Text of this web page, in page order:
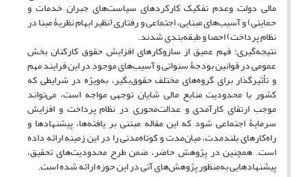
مالی دولت وعدم تفکیک کارکردهای سیاست‌های جبران خدمات و
حمایتی) و آسیب‌های مبنایی، اجتماعی و رفتاری (نظیر ابهام نظریۀ مبنا در
نظام پرداخت) احصا و طبقه‌بندی شدند.
نتیجه‌گیری: فهم عمیق از سازوکارهای افزایش حقوق کارکنان بخش
عمومی در قوانین بودجۀ سنواتی و آسیب‌های موجود در این فرایند مهم
و تأثیرگذار برای گروه‌های مختلف حقوق‌بگیر، به‌ویژه در شرایطی که
کشور با محدودیت منابع مالی شایان توجهی مواجه است، می‌تواند
موجب ارتقای کارآمدی و عدالت‌محوری در نظام پرداخت و افزایش
سرمایۀ اجتماعی شود که این مقاله مبتنی بر یافته‌ها، پیشنهادها و
راه‌کارهای بلندمدت، میان‌مدت و کوتاه‌مدتی را در این زمینه ارائه داده
است. همچنین در پژوهش حاضر، ضمن طرح محدودیت‌های تحقیق،
پیشنهادهایی به‌منظور پژوهش‌های آتی در این حوزه ارائه شده است.